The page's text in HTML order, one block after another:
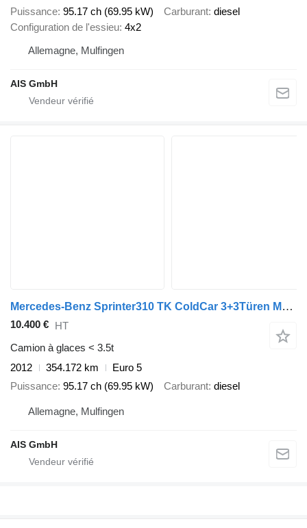
Puissance 95.17 ch (69.95 kW) Carburant diesel
Configuration de l'essieu 4x2
Allemagne, Mulfingen
AIS GmbH
Mercedes-Benz Sprinter310 TK ColdCar 3+3Türen MT-25°C
10.400 € HT
Camion à glaces < 3.5t
2012
354.172 km
Euro 5
Puissance 95.17 ch (69.95 kW) Carburant diesel
Allemagne, Mulfingen
AIS GmbH